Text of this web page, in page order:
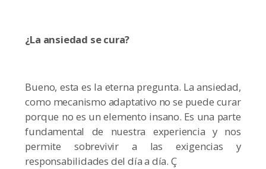
¿La ansiedad se cura?
Bueno, esta es la eterna pregunta. La ansiedad,
como mecanismo adaptativo no se puede curar
porque no es un elemento insano. Es una parte
fundamental de nuestra experiencia y nos
permite sobrevivir a las exigencias y
responsabilidades del día a día. Ç